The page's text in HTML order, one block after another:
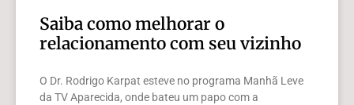
Saiba como melhorar o
relacionamento com seu vizinho
O Dr. Rodrigo Karpat esteve no programa Manhã Leve
da TV Aparecida, onde bateu um papo com a